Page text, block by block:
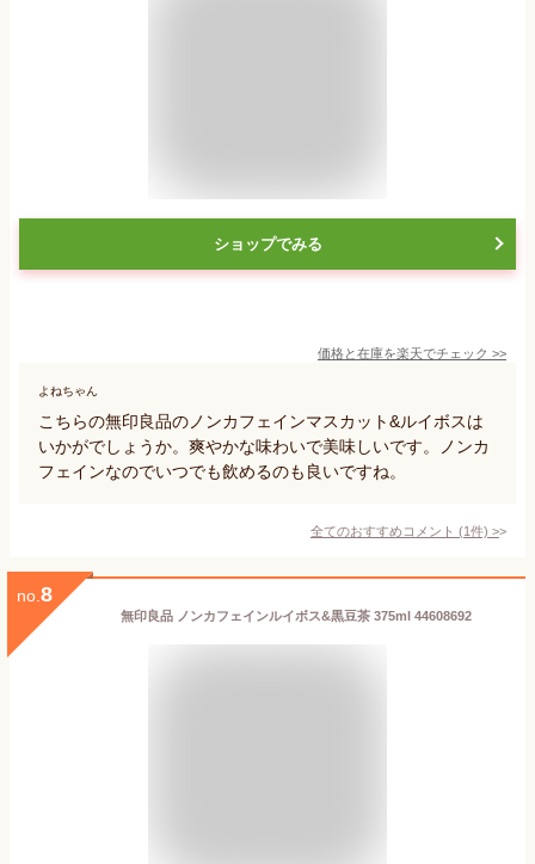
ショップでみる
価格と在庫を楽天でチェック >>
よねちゃん
こちらの無印良品のノンカフェインマスカット&ルイボスは
いかがでしょうか。爽やかな味わいで美味しいです。ノンカ
フェインなのでいつでも飲めるのも良いですね。
全てのおすすめコメント (1件) >
no. 8
無印良品 ノンカフェインルイボス&黒豆茶 375ml 44608692